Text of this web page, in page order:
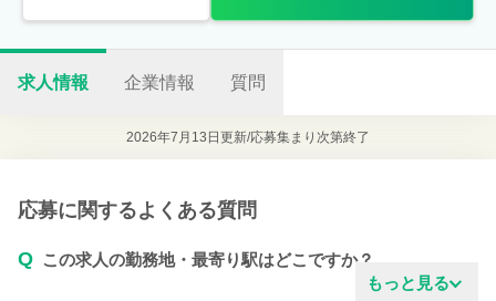
求人情報 企業情報 質問
2026年7月13日更新/応募集まり次第終了
応募に関するよくある質問
Q この求人の勤務地・最寄り駅はどこですか？
もっと見る